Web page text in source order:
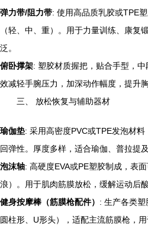
弹力带/阻力带: 使用高品质乳胶或TPE
（轻、中、重）。用于力量训练、康复
泛。
俯卧撑架: 塑胶材质握把，贴合手型，
效减轻手腕压力，加深动作幅度，提升
三、 放松恢复与辅助器材
瑜伽垫: 采用高密度PVC或TPE发泡材
回弹性。厚度多样，适合瑜伽、普拉提
泡沫轴: 高硬度EVA或PE塑胶制成，表
浪）。用于肌肉筋膜放松，缓解运动后
健身按摩棒（筋膜枪配件） : 生产各类塑
圆柱形、U形头），适配主流筋膜枪，用